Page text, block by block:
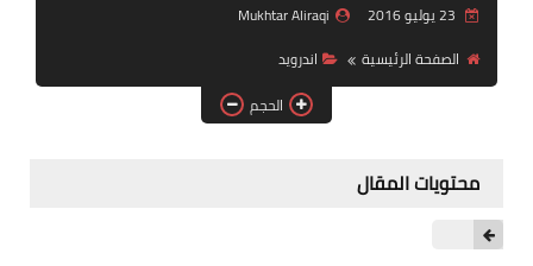
دروس
Mukhtar Aliraqi
الصفحة الرئيسية
اندرويد
الحجم
محتويات المقال